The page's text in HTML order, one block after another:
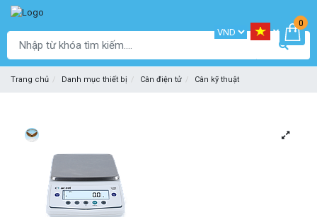
0
Trang chủ Danh mục thiết bị Cân điện tử Cân kỹ thuật